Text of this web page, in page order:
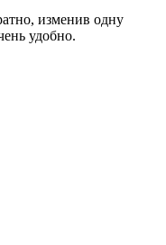
изменив одну
удобно.